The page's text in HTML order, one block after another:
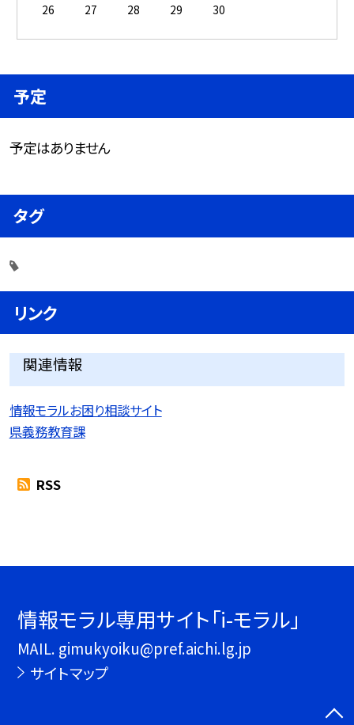
26
27 28 29 30
予定
予定はありません
タグ
リンク
関連情報
情報モラルお困り相談サイト
県義務教育課
RSS
情報モラル専用サイト「i-モラル」
MAIL. gimukyoiku@pref.aichi.lg.jp
サイトマップ